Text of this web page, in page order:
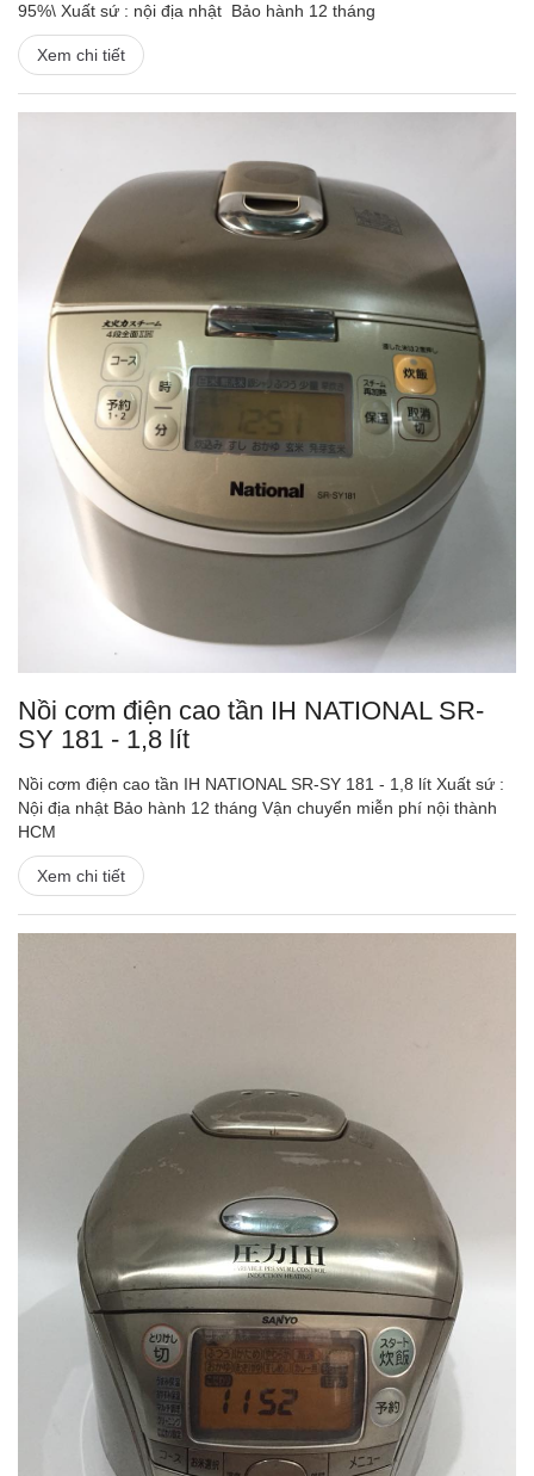
95%\ Xuất sứ : nội địa nhật Bảo hành 12 tháng
Xem chi tiết
Nồi cơm điện cao tần IH NATIONAL SR-
SY 181 - 1,8 lít
Nồi cơm điện cao tần IH NATIONAL SR-SY 181 - 1,8 lít Xuất sứ :
Nội địa nhật Bảo hành 12 tháng Vận chuyển miễn phí nội thành
HCM
Xem chi tiết